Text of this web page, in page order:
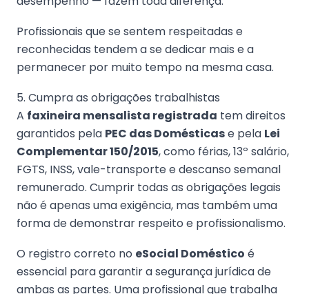
Profissionais que se sentem respeitadas e
reconhecidas tendem a se dedicar mais e a
permanecer por muito tempo na mesma casa.
5. Cumpra as obrigações trabalhistas
A faxineira mensalista registrada tem direitos
garantidos pela PEC das Domésticase pela Lei
Complementar 150/2015, como férias, 13º salário,
FGTS, INSS, vale-transporte e descanso semanal
remunerado. Cumprir todas as obrigações legais
não é apenas uma exigência, mas também uma
forma de demonstrar respeito e profissionalismo.
O registro correto no eSocial Doméstico é
essencial para garantir a segurança jurídica de
ambas as partes. Uma profissional que trabalha